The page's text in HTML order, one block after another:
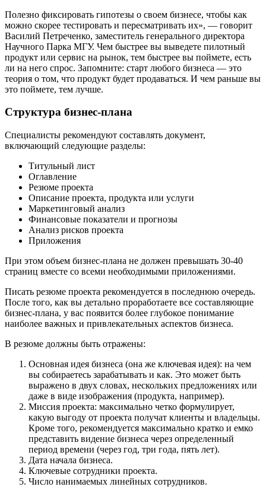
Полезно фиксировать гипотезы о своем бизнесе, чтобы как
можно скорее тестировать и пересматривать их», — говорит
Василий Петреченко, заместитель генерального директора
Научного Парка МГУ. Чем быстрее вы выведете пилотный
продукт или сервис на рынок, тем быстрее вы поймете, есть
ли на него спрос. Запомните: старт любого бизнеса — это
теория о том, что продукт будет продаваться. И чем раньше вы
это поймете, тем лучше.
Структура бизнес-плана
Специалисты рекомендуют составлять документ,
включающий следующие разделы:
Титульный лист
Оглавление
Резюме проекта
Описание проекта, продукта или услуги
Маркетинговый анализ
Финансовые показатели и прогнозы
Анализ рисков проекта
Приложения
При этом объем бизнес-плана не должен превышать 30-40
страниц вместе со всеми необходимыми приложениями.
Писать резюме проекта рекомендуется в последнюю очередь.
После того, как вы детально проработаете все составляющие
бизнес-плана, у вас появится более глубокое понимание
наиболее важных и привлекательных аспектов бизнеса.
В резюме должны быть отражены:
Основная идея бизнеса (она же ключевая идея): на чем
вы собираетесь зарабатывать и как. Это может быть
выражено в двух словах, нескольких предложениях или
даже в виде изображения (продукта, например).
Миссия проекта: максимально четко формулирует,
какую выгоду от проекта получат клиенты и владельцы.
Кроме того, рекомендуется максимально кратко и емко
представить видение бизнеса через определенный
период времени (через год, три года, пять лет).
Дата начала бизнеса.
Ключевые сотрудники проекта.
Число нанимаемых линейных сотрудников.